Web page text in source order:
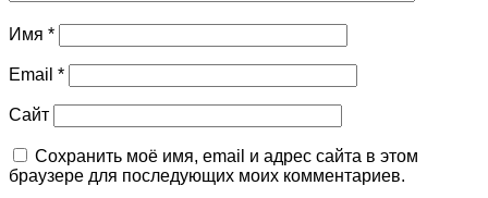
Имя *
Email *
Сайт
Сохранить моё имя, email и адрес сайта в этом
браузере для последующих моих комментариев.